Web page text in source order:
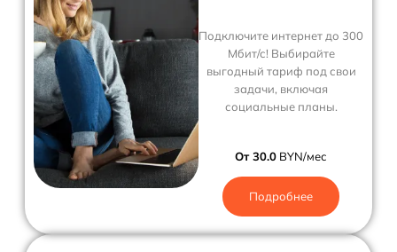
Подключите интернет до 300
Мбит/с! Выбирайте
выгодный тариф под свои
задачи, включая
социальные планы.
От 30.0 BYN/мес
Подробнее